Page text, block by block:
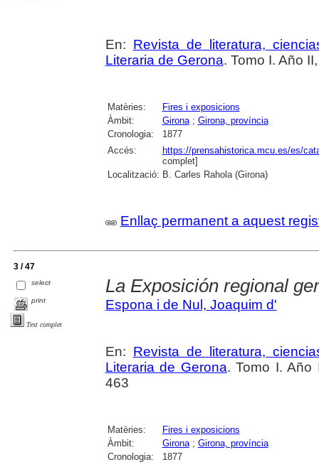
En: Revista de literatura,
Literaria de Gerona. Tomo I. Año
Matèries:
Fires i exposicions
Àmbit:
Girona; Girona, província
Cronologia:
1877
Accés:
https://prensahistorica.mcu.es/es/
complet]
Localització: B. Carles Rahola (Girona)
Enllaç permanent a aquest
3 / 47
select
print
Text complet
La Exposición regional
Espona i de Nul, Joaquim d'
En: Revista de literatura,
Literaria de Gerona. Tomo I. Año
463
Matèries:
Fires i exposicions
Àmbit:
Girona; Girona, província
Cronologia:
1877